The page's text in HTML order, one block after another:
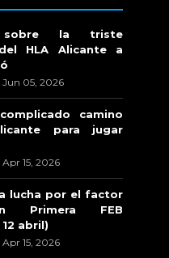
sobre la triste
HLA Alicante a
Jun 05, 2026
camino
para jugar
Apr 15, 2026
lucha por el factor
Primera FEB
abril)
Apr 15, 2026